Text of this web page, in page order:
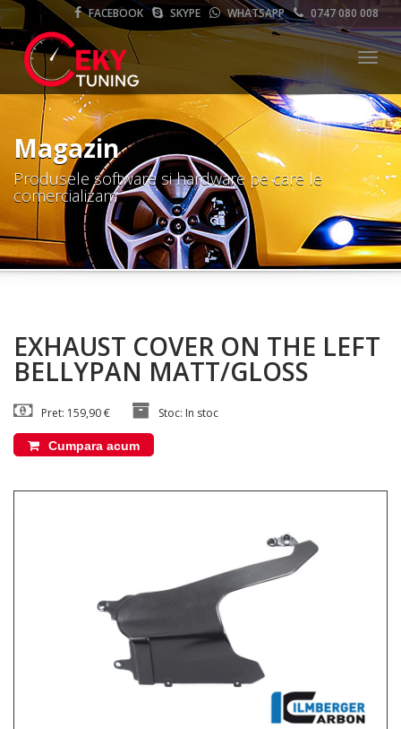
FACEBOOK SKYPE WHATSAPP 0747 080 008
Magazin
Produsele software si hardware pe care le
comercializam
EXHAUST COVER ON THE LEFT
BELLYPAN MATT/GLOSS
Pret: 159,90 € Stoc: In stoc
Cumpara acum